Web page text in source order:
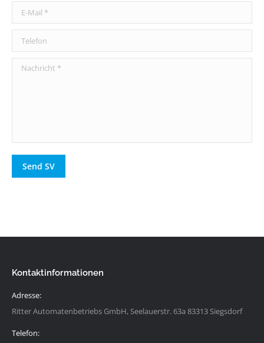
E-Mail *
Telefon
Nachricht *
Send SV
Kontaktinformationen
Adresse:
Ritter Automatenbetriebs GmbH, Seelauerstr. 63a 83313 Siegsdorf
Telefon: